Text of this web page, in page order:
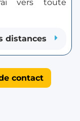
vers toute
distances
contact